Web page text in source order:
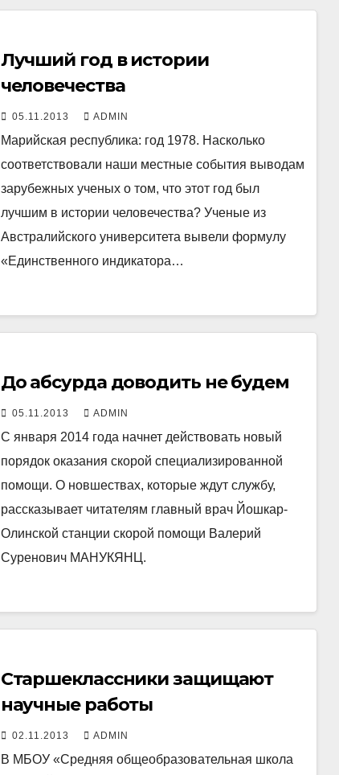
Лучший год в истории
человечества
05.11.2013 ADMIN
Марийская республика: год 1978. Насколько
соответствовали наши местные события выводам
зарубежных ученых о том, что этот год был
лучшим в истории человечества? Ученые из
Австралийского университета вывели формулу
«Единственного индикатора…
До абсурда доводить не будем
05.11.2013 ADMIN
С января 2014 года начнет действовать новый
порядок оказания скорой специализированной
помощи. О новшествах, которые ждут службу,
рассказывает читателям главный врач Йошкар-
Олинской станции скорой помощи Валерий
Суренович МАНУКЯНЦ.
Старшеклассники защищают
научные работы
02.11.2013 ADMIN
В МБОУ «Средняя общеобразовательная школа